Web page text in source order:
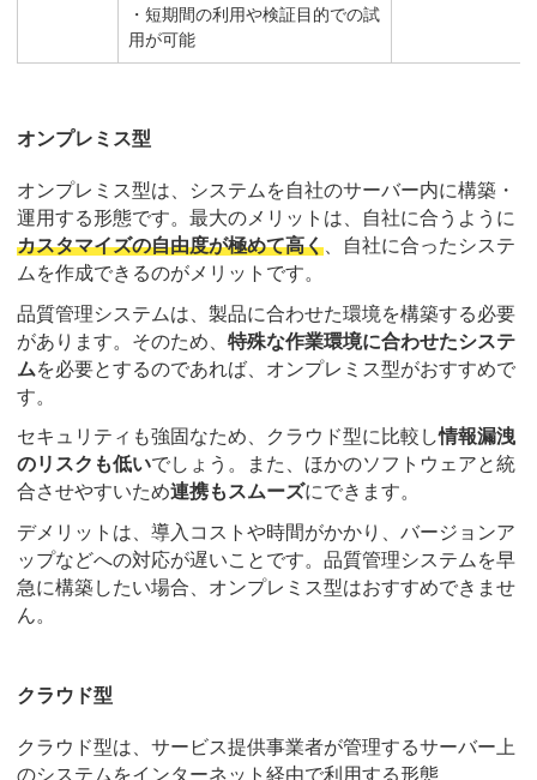
・短期間の利用や検証目的での試
用が可能
オンプレミス型
オンプレミス型は、システムを自社のサーバー内に構築・
運用する形態です。最大のメリットは、自社に合うように
カスタマイズの自由度が極めて高く 、自社に合ったシステ
ムを作成できるのがメリットです。
品質管理システムは、製品に合わせた環境を構築する必要
があります。そのため、 特殊な作業環境に合わせたシステ
ムを必要とするのであれば、オンプレミス型がおすすめで
す。
セキュリティも強固なため、クラウド型に比較し情報漏洩
のリスクも低いでしょう。また、ほかのソフトウェアと統
合させやすいため連携もスムーズにできます。
デメリットは、導入コストや時間がかかり、バージョンア
ップなどへの対応が遅いことです。品質管理システムを早
急に構築したい場合、オンプレミス型はおすすめできませ
ん。
クラウド型
クラウド型は、サービス提供事業者が管理するサーバー上
のシステムをインターネット経由で利用する形態